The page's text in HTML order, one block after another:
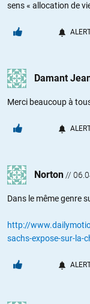
sens « allocation de
Damant
Merci beaucoup à
Norton//
Dans le même genre
http://
sachs-expose-sur-la-